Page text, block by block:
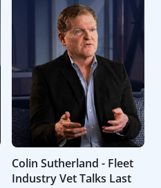
Colin Sutherland - Fleet
Industry Vet Talks Last